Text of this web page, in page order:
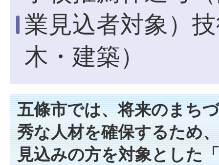
業見込者対象）
木・建築）
五條市では、将来のまち
秀な人材を確保するため
見込みの方を対象とした